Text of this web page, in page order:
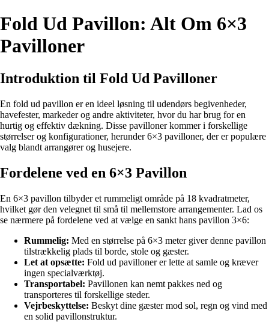
Fold Ud Pavillon: Alt Om 6×3
Pavilloner
Introduktion til Fold Ud Pavilloner
En fold ud pavillon er en ideel løsning til udendørs begivenheder,
havefester, markeder og andre aktiviteter, hvor du har brug for en
hurtig og effektiv dækning. Disse pavilloner kommer i forskellige
størrelser og konfigurationer, herunder 6×3 pavilloner, der er populære
valg blandt arrangører og husejere.
Fordelene ved en 6×3 Pavillon
En 6×3 pavillon tilbyder et rummeligt område på 18 kvadratmeter,
hvilket gør den velegnet til små til mellemstore arrangementer. Lad os
se nærmere på fordelene ved at vælge en sankt hans pavillon 3×6:
Rummelig: Med en størrelse på 6×3 meter giver denne pavillon
tilstrækkelig plads til borde, stole og gæster.
Let at opsætte: Fold ud pavilloner er lette at samle og kræver
ingen specialværktøj.
Transportabel: Pavillonen kan nemt pakkes ned og
transporteres til forskellige steder.
Vejrbeskyttelse: Beskyt dine gæster mod sol, regn og vind med
en solid pavillonstruktur.